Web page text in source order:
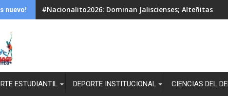
nuevo! #Nacionalito2026: Dominan Jaliscienses; Alteñitas,
ESTUDIANTIL DEPORTE INSTITUCIONAL CIENCIAS DEL